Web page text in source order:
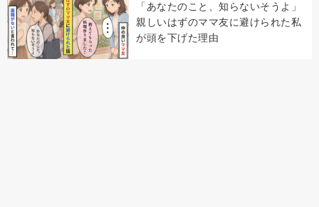
「あなたのこと、知らないそうよ」
親しいはずのママ友に避けられた私
が頭を下げた理由